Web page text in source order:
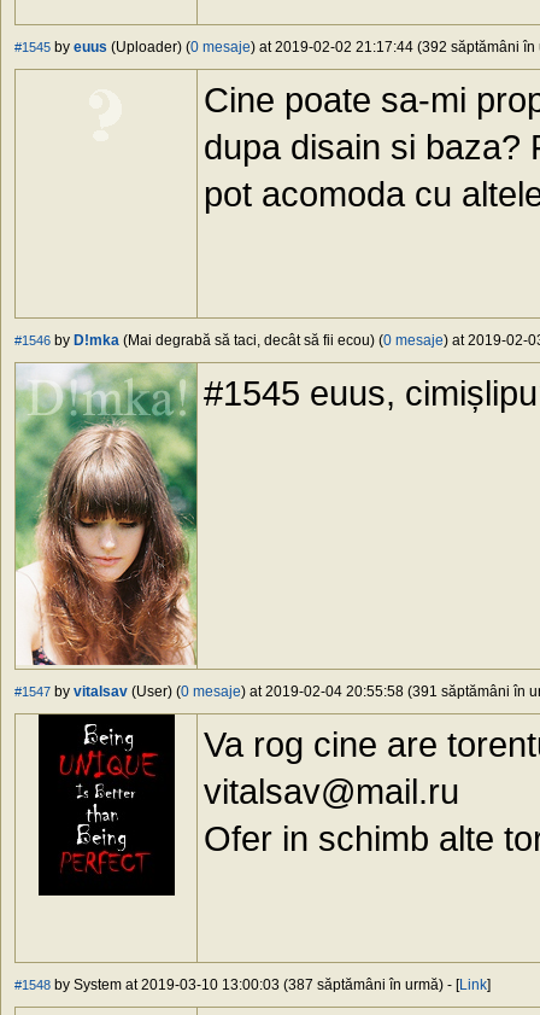
#1545 by euus (Uploader) (0 mesaje) at 2019-02-02 21:17:44 (392 săptămâni în
Cine poate sa-mi
dupa disain si baza?
pot acomoda cu
#1546 by D!mka (Mai degrabă să taci, decât să fii ecou) (0 mesaje) at 2019-02-
#1545 euus,
#1547 by vitalsav (User) (0 mesaje) at 2019-02-04 20:55:58 (391 săptămâni în
Va rog cine are
vitalsav@mail.ru
Ofer in schimb alte
#1548 by System at 2019-03-10 13:00:03 (387 săptămâni în urmă) - [Link]